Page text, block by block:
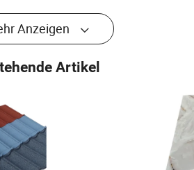
Anzeigen
Artikel